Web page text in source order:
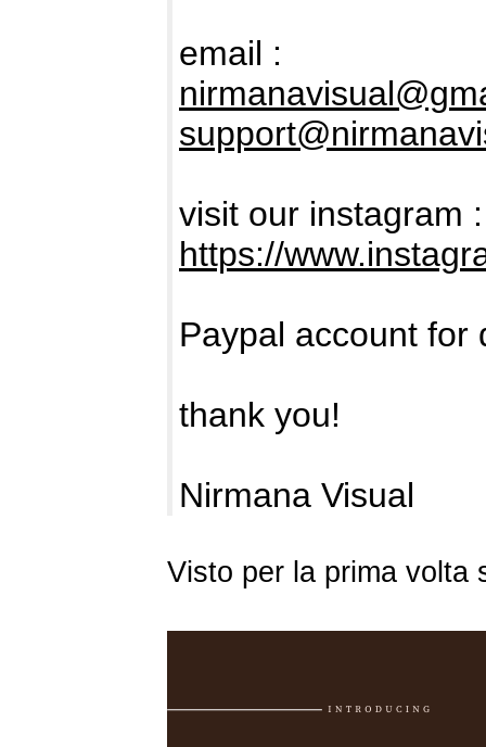
email :
visit our instagram :
https://
Paypal account
thank you!
Nirmana Visual
Visto per la prima volta